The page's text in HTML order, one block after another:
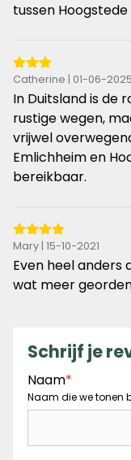
tussen Hoogstede
3
van
de
5
sterren
Catherine | 01-06-2025
In Duitsland is de
rustige wegen,
vrijwel
Emlichheim en
bereikbaar.
4
van
de
Mary | 15-10-2021
Even heel anders
wat meer
Schrijf je
Naam*
Naam die we tonen